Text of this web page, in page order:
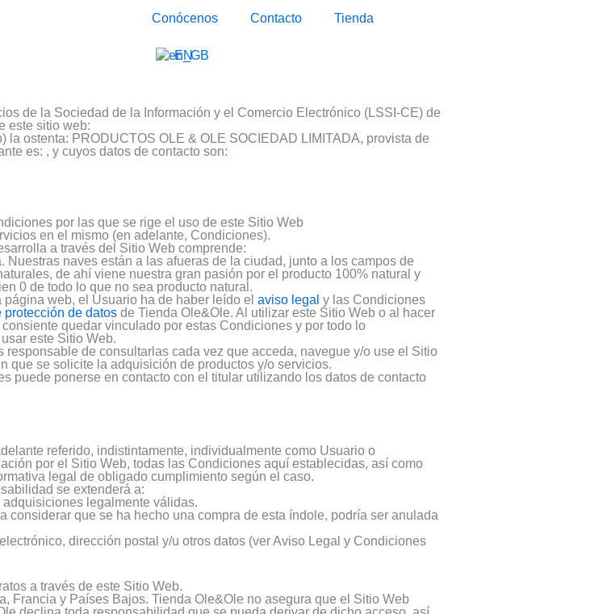
Conócenos Contacto Tienda
EN
de la Sociedad de la Información y el Comercio Electrónico (LSSI-CE) de
este sitio web:
ostenta: PRODUCTOS OLE & OLE SOCIEDAD LIMITADA, provista de
es: , y cuyos datos de contacto son:
por las que se rige el uso de este Sitio Web
en el mismo (en adelante, Condiciones).
a través del Sitio Web comprende:
naves están a las afueras de la ciudad, junto a los campos de
de ahí viene nuestra gran pasión por el producto 100% natural y
0 de todo lo que no sea producto natural.
web, el Usuario ha de haber leído el aviso legal y las Condiciones
de datos de Tienda Ole&Ole. Al utilizar este Sitio Web o al hacer
quedar vinculado por estas Condiciones y por todo lo
este Sitio Web.
de consultarlas cada vez que acceda, navegue y/o use el Sitio
que se solicite la adquisición de productos y/o servicios.
puede ponerse en contacto con el titular utilizando los datos de contacto
referido, indistintamente, individualmente como Usuario o
por el Sitio Web, todas las Condiciones aquí establecidas, así como
legal de obligado cumplimiento según el caso.
se extenderá a:
legalmente válidas.
que se ha hecho una compra de esta índole, podría ser anulada
dirección postal y/u otros datos (ver Aviso Legal y Condiciones
a través de este Sitio Web.
Francia y Países Bajos. Tienda Ole&Ole no asegura que el Sitio Web